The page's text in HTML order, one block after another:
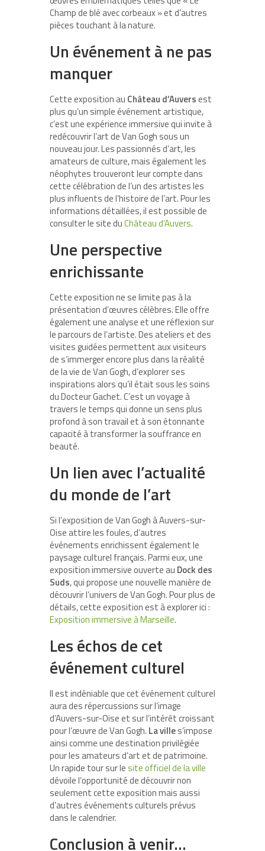
Champ de blé avec corbeaux » et d’autres
pièces touchant à la nature.
Un événement à ne pas
manquer
Cette exposition au Château d’Auversest
plus qu’un simple événement artistique,
c’est une expérience immersive qui invite à
redécouvrir l’art de Van Gogh sous un
nouveau jour. Les passionnés d’art, les
amateurs de culture, mais également les
néophytes trouveront leur compte dans
cette célébration de l’un des artistes les
plus influents de l’histoire de l’art. Pour les
informations détaillées, il est possible de
consulter le site duChâteau d’Auvers.
Une perspective
enrichissante
Cette exposition ne se limite pas à la
présentation d’œuvres célèbres. Elle offre
également une analyse et une réflexion sur
le parcours de l’artiste. Des ateliers et des
visites guidées permettent aux visiteurs
de s’immerger encore plus dans la réalité
de la vie de Van Gogh, d’explorer ses
inspirations alors qu’il était sous les soins
du Docteur Gachet. C’est un voyage à
travers le temps qui donne un sens plus
profond à son travail et à son étonnante
capacité à transformer la souffrance en
beauté.
Un lien avec l’actualité
du monde de l’art
Si l’exposition de Van Gogh à Auvers-sur-
Oise attire les foules, d’autres
événements enrichissent également le
paysage culturel français. Parmi eux, une
exposition immersive ouverte au Dock des
Suds, qui propose une nouvelle manière de
découvrir l’univers de Van Gogh. Pour plus de
détails, cette exposition est à explorer ici :
Exposition immersive à Marseille.
Les échos de cet
événement culturel
Il est indéniable que cet événement culturel
aura des répercussions sur l’image
d’Auvers-sur-Oise et sur l’intérêt croissant
pour l’œuvre de Van Gogh. La villes’impose
ainsi comme une destination privilégiée
pour les amateurs d’art et de patrimoine.
Un rapide tour sur lesite officiel de la ville
dévoile l’opportunité de découvrir non
seulement cette exposition mais aussi
d’autres événements culturels prévus
dans le calendrier.
Conclusion à venir…